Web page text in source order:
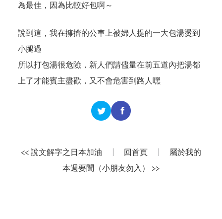
為最佳，因為比較好包啊～
說到這，我在擁擠的公車上被婦人提的一大包湯燙到
小腿過
所以打包湯很危險，新人們請儘量在前五道內把湯都
上了才能賓主盡歡，又不會危害到路人嘿
<< 說文解字之日本加油 回首頁
屬於我的
本週要聞（小朋友勿入） >>